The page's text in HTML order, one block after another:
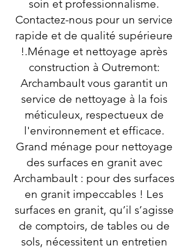
soin et professionnalisme.
Contactez-nous pour un service
rapide et de qualité supérieure
!.Ménage et nettoyage après
construction à Outremont:
Archambault vous garantit un
service de nettoyage à la fois
méticuleux, respectueux de
l'environnement et efficace.
Grand ménage pour nettoyage
des surfaces en granit avec
Archambault : pour des surfaces
en granit impeccables ! Les
surfaces en granit, qu’il s’agisse
de comptoirs, de tables ou de
sols, nécessitent un entretien